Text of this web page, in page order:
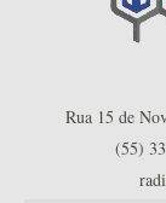
Rua 15 de
(55)